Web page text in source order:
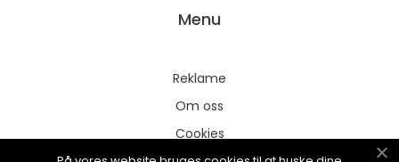
Menu
Reklame
Om oss
Cookies